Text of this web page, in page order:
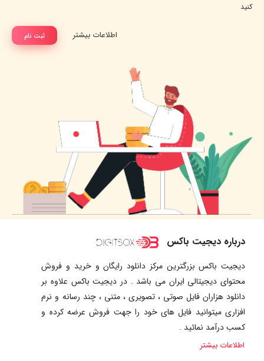
کنید
ثبت نام اطلاعات بیشتر
درباره دیجیت باکس
دیجیت باکس بزرگترین مرکز دانلود رایگان و خرید و فروش
محتوای دیجیتالی ایران می باشد . در دیجیت باکس علاوه بر
دانلود هزاران فایل صوتی ، تصویری ، متنی ، چند رسانه و نرم
افزاری میتوانید فایل های خود را جهت فروش عرضه کرده و
کسب درآمد نمائید .
اطلاعات بیشتر